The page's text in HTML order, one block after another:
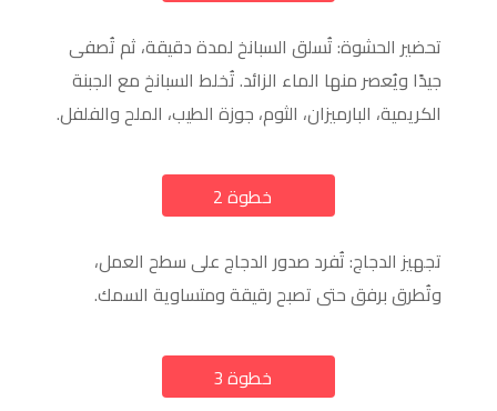
تحضير الحشوة: تُسلق السبانخ لمدة دقيقة، ثم تُصفى
جيدًا ويُعصر منها الماء الزائد. تُخلط السبانخ مع الجبنة
الكريمية، البارميزان، الثوم، جوزة الطيب، الملح والفلفل.
خطوة 2
تجهيز الدجاج: تُفرد صدور الدجاج على سطح العمل،
وتُطرق برفق حتى تصبح رقيقة ومتساوية السمك.
خطوة 3